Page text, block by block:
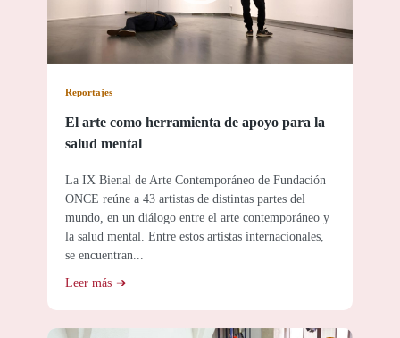
Reportajes
El arte como herramienta de apoyo para la
salud mental
La IX Bienal de Arte Contemporáneo de Fundación
ONCE reúne a 43 artistas de distintas partes del
mundo, en un diálogo entre el arte contemporáneo y
la salud mental. Entre estos artistas internacionales,
se encuentran...
Leer más